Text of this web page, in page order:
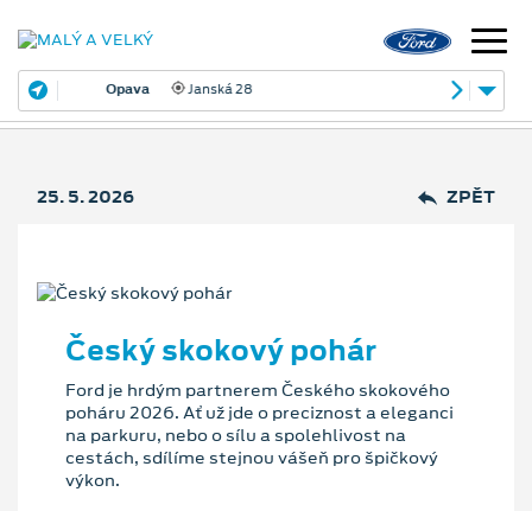
Opava Janská 28
25. 5. 2026 ZPĚT
Český skokový pohár
Ford je hrdým partnerem Českého skokového
poháru 2026. Ať už jde o preciznost a eleganci
na parkuru, nebo o sílu a spolehlivost na
cestách, sdílíme stejnou vášeň pro špičkový
výkon.